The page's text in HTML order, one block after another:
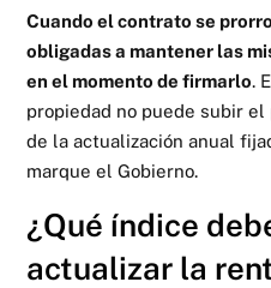
Cuando el contrato se
obligadas a mantener las
en el momento de firmarlo.
propiedad no puede subir
de la actualización anual
marque el Gobierno.
¿Qué índice
actualizar la